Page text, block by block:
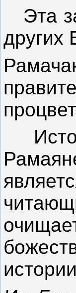
Эта
других